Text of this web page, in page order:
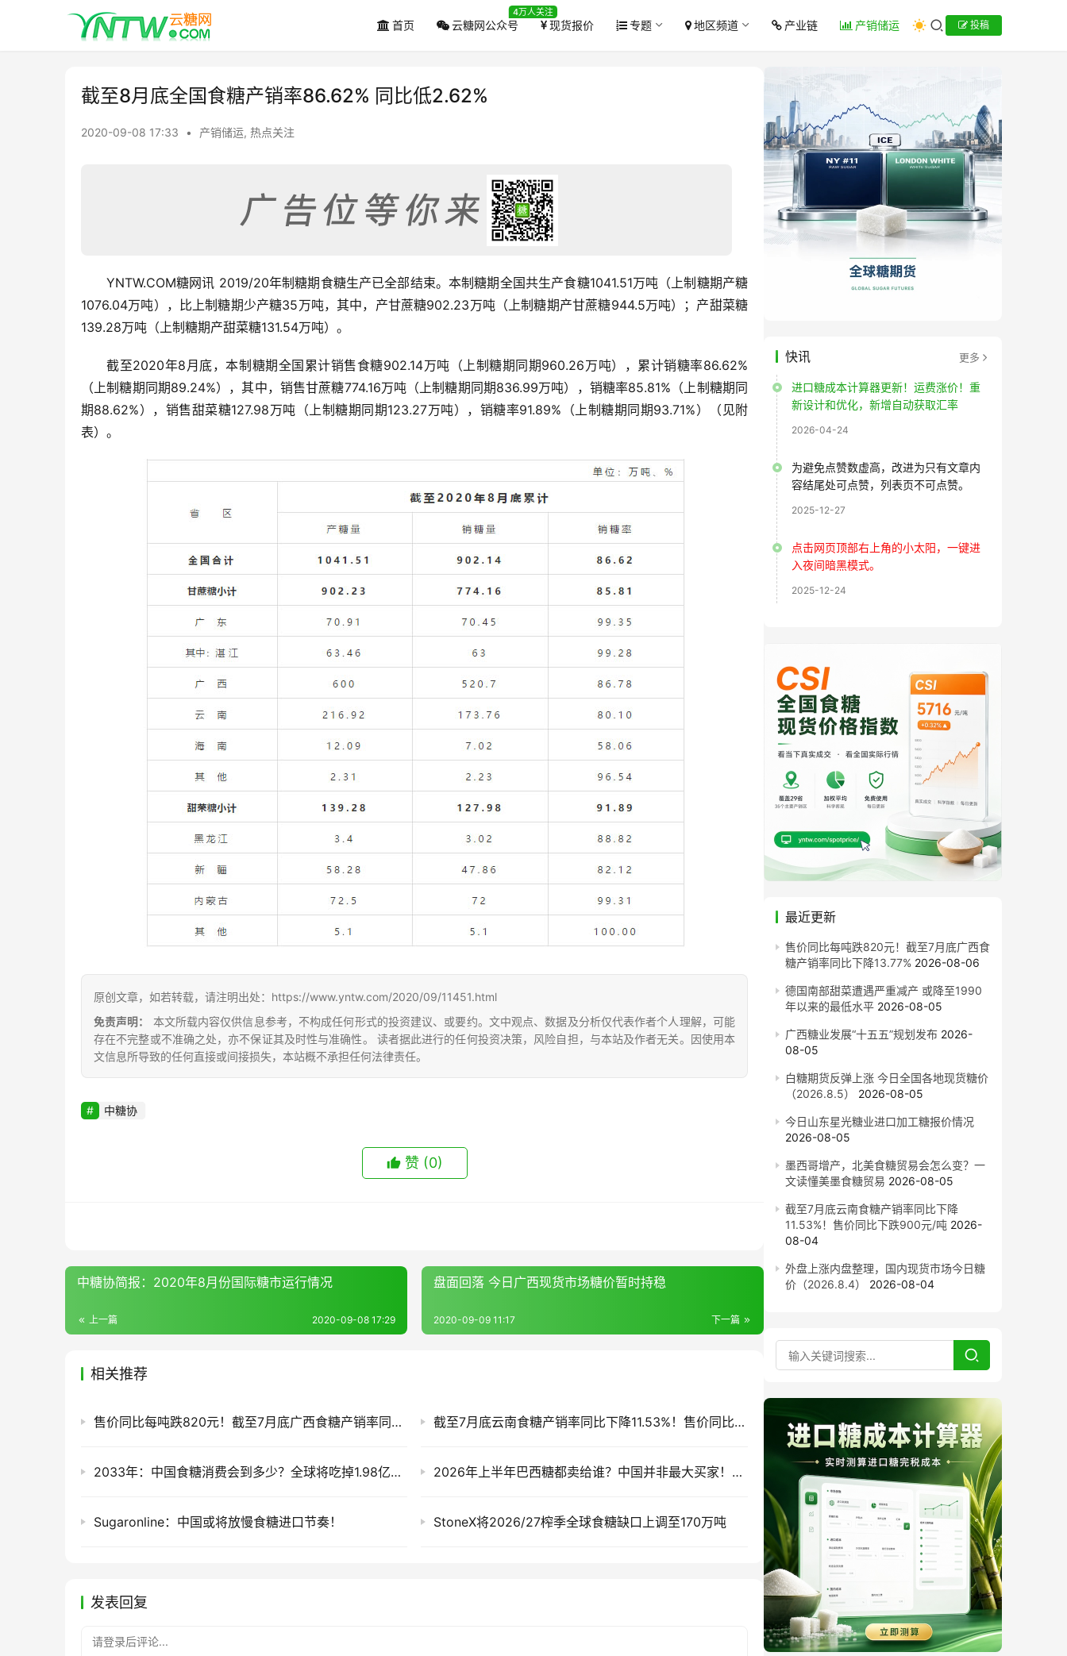
首页 云糖网公众号
4万人关注
现货报价 专题 地区频道 产业链 产销储运 投稿
截至8月底全国食糖产销率86.62% 同比低2.62%
2020-09-08 17:33 • 产销储运, 热点关注
YNTW.COM糖网讯 2019/20年制糖期食糖生产已全部结束。本制糖期全国共生产食糖1041.51万吨（上制糖期产糖
1076.04万吨），比上制糖期少产糖35万吨，其中，产甘蔗糖902.23万吨（上制糖期产甘蔗糖944.5万吨）；产甜菜糖
139.28万吨（上制糖期产甜菜糖131.54万吨）。
截至2020年8月底，本制糖期全国累计销售食糖902.14万吨（上制糖期同期960.26万吨），累计销糖率86.62%
（上制糖期同期89.24%），其中，销售甘蔗糖774.16万吨（上制糖期同期836.99万吨），销糖率85.81%（上制糖期同
期88.62%），销售甜菜糖127.98万吨（上制糖期同期123.27万吨），销糖率91.89%（上制糖期同期93.71%）（见附
表）。
原创文章，如若转载，请注明出处：https://www.yntw.com/2020/09/11451.html
免责声明：
本文所载内容仅供信息参考，不构成任何形式的投资建议、或要约。文中观点、数据及分析仅代表作者个人理解，可能
存在不完整或不准确之处，亦不保证其及时性与准确性。 读者据此进行的任何投资决策，风险自担，与本站及作者无关。因使用本
文信息所导致的任何直接或间接损失，本站概不承担任何法律责任。
中糖协
赞 (0)
中糖协简报：2020年8月份国际糖市运行情况
上一篇 2020-09-08 17:29
盘面回落 今日广西现货市场糖价暂时持稳
下一篇
2020-09-09 11:17
相关推荐
售价同比每吨跌820元！截至7月底广西食糖产销率同比下降13.77% 截至7月底云南食糖产销率同比下降11.53%！售价同比下跌900元/吨
2033年：中国食糖消费会到多少？全球将吃掉1.98亿吨糖，新增需求来自哪里？ 2026年上半年巴西糖都卖给谁？中国并非最大买家！六个主要目的地第一名你猜不到
Sugaronline：中国或将放慢食糖进口节奏！ StoneX将2026/27榨季全球食糖缺口上调至170万吨
发表回复
请登录后评论...
快讯 更多
进口糖成本计算器更新！运费涨价！重
新设计和优化，新增自动获取汇率
2026-04-24
为避免点赞数虚高，改进为只有文章内
容结尾处可点赞，列表页不可点赞。
2025-12-27
点击网页顶部右上角的小太阳，一键进
入夜间暗黑模式。
2025-12-24
最近更新
售价同比每吨跌820元！截至7月底广西食
糖产销率同比下降13.77% 2026-08-06
德国南部甜菜遭遇严重减产 或降至1990
年以来的最低水平 2026-08-05
广西糖业发展“十五五”规划发布 2026-
08-05
白糖期货反弹上涨 今日全国各地现货糖价
（2026.8.5）
2026-08-05
今日山东星光糖业进口加工糖报价情况
2026-08-05
墨西哥增产，北美食糖贸易会怎么变？一
文读懂美墨食糖贸易 2026-08-05
截至7月底云南食糖产销率同比下降
11.53%！售价同比下跌900元/吨 2026-
08-04
外盘上涨内盘整理，国内现货市场今日糖
价（2026.8.4）
2026-08-04